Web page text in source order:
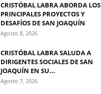
CRISTÓBAL LABRA ABORDA LOS
PRINCIPALES PROYECTOS Y
DESAFÍOS DE SAN JOAQUÍN
Agosto 8, 2026
CRISTÓBAL LABRA SALUDA A
DIRIGENTES SOCIALES DE SAN
JOAQUÍN EN SU...
Agosto 7, 2026